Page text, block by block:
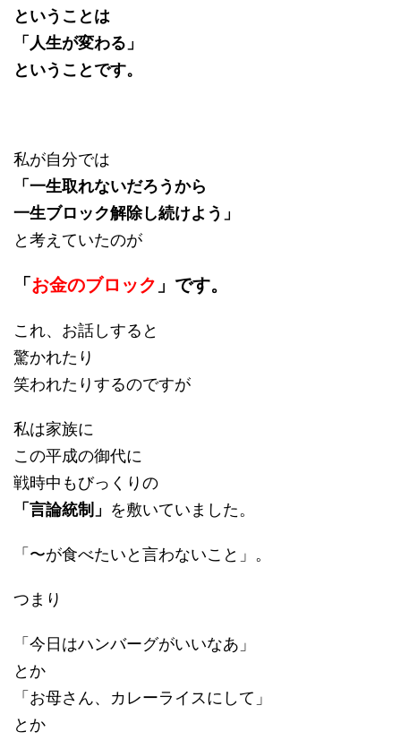
ということは
「人生が変わる」
ということです。
私が自分では
「一生取れないだろうから
一生ブロック解除し続けよう」
と考えていたのが
「 お金のブロック 」です。
これ、お話しすると
驚かれたり
笑われたりするのですが
私は家族に
この平成の御代に
戦時中もびっくりの
「言論統制」 を敷いていました。
「〜が食べたいと言わないこと」。
つまり
「今日はハンバーグがいいなあ」
とか
「お母さん、カレーライスにして」
とか